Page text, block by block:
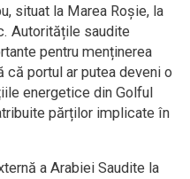
situat la Marea Roșie, la
Autoritățile saudite
pentru menținerea
că portul ar putea deveni o
energetice din Golful
părților implicate în
a Arabiei Saudite la